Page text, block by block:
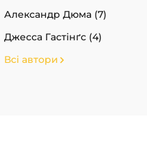
Александр Дюма (7)
Джесса Гастінґс (4)
Всі автори